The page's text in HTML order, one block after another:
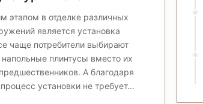
этапом в отделке различных
является установка
чаще потребители выбирают
плинтусы вместо их
А благодаря
установки не требует…